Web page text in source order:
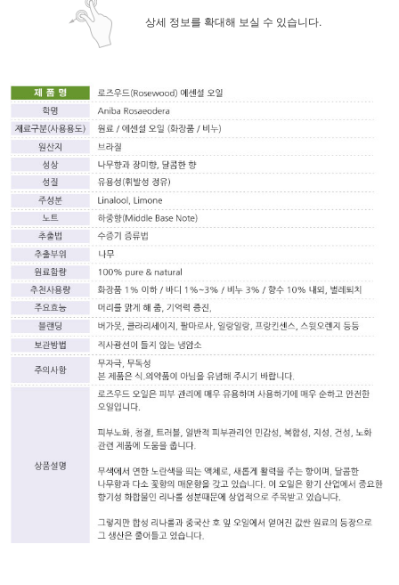
상세 정보를 확대해 보실 수 있습니다.